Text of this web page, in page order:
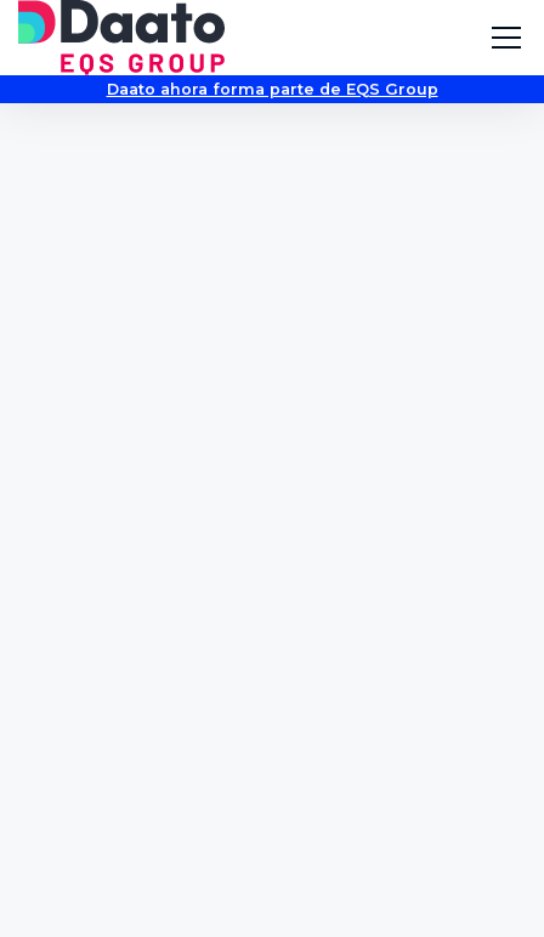
Daato ahora forma parte de EQS Group